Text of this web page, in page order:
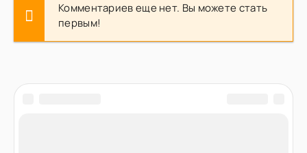
Комментариев еще нет. Вы можете стать
первым!